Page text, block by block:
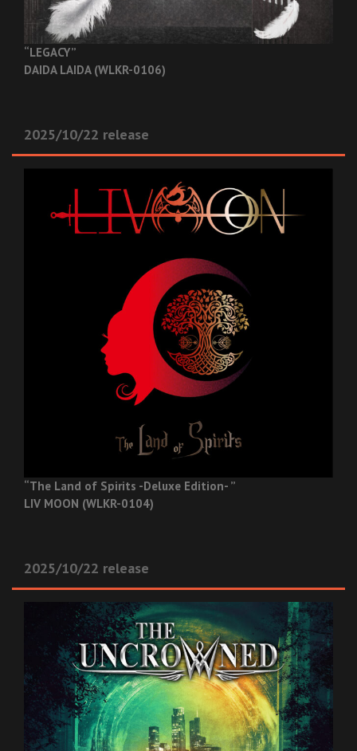
“LEGACY”
DAIDA LAIDA (WLKR-0106)
2025/10/22 release
“The Land of Spirits -Deluxe Edition- ”
LIV MOON (WLKR-0104)
2025/10/22 release